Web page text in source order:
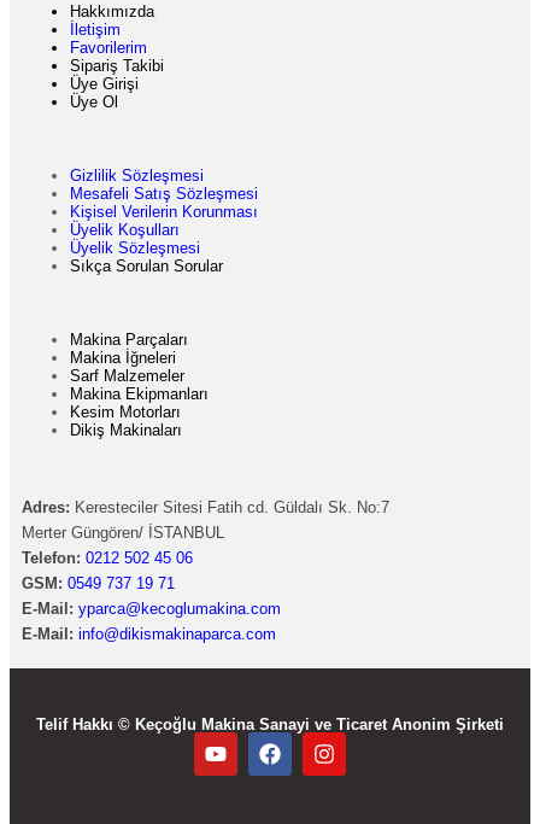
Hakkımızda
İletişim
Favorilerim
Sipariş Takibi
Üye Girişi
Üye Ol
Gizlilik Sözleşmesi
Mesafeli Satış Sözleşmesi
Kişisel Verilerin Korunması
Üyelik Koşulları
Üyelik Sözleşmesi
Sıkça Sorulan Sorular
Makina Parçaları
Makina İğneleri
Sarf Malzemeler
Makina Ekipmanları
Kesim Motorları
Dikiş Makinaları
Adres: Keresteciler Sitesi Fatih cd. Güldalı Sk. No:7
Merter Güngören/ İSTANBUL
Telefon: 0212 502 45 06
GSM: 0549 737 19 71
E-Mail: yparca@kecoglumakina.com
E-Mail: info@dikismakinaparca.com
Telif Hakkı © Keçoğlu Makina Sanayi ve Ticaret Anonim Şirketi